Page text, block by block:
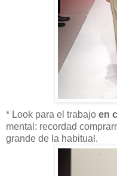
* Look para el trabajo en
mental: recordad
grande de la habitual.